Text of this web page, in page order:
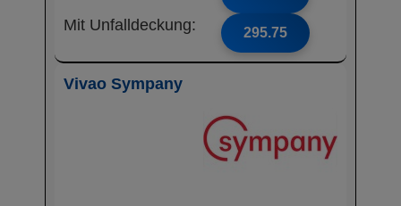
Mit Unfalldeckung: 295.75
Vivao Sympany